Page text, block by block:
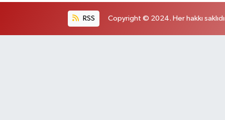
RSS Copyright © 2024. Her hakkı